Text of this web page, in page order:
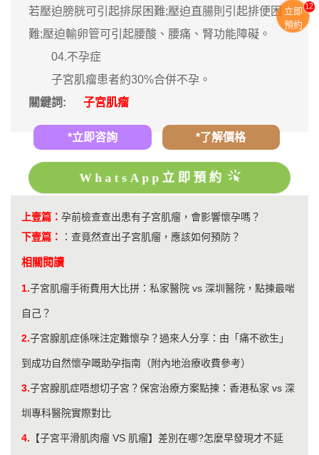
若壓迫膀胱可引起排尿困難;壓迫直腸則引起排便困
難;壓迫輸卵管可引起腰酸、腰痛、腎功能障礙。
04.不孕症
子宮肌瘤患者約30%合併不孕。
關鍵詞:
子宮肌瘤
*立即咨詢 *了解價格
WhatsApp立即預約
上壹篇： 孕前檢查查出患有子宮肌瘤，會影響懷孕嗎？
下壹篇：
： 查竟然查出子宮肌瘤，應該如何預防？
相關閱讀
1.子宮肌瘤手術費用大比拼：私家醫院 vs 深圳醫院，點揀最啱
自己？
2.子宮腺肌症係咪注定難懷孕？過來人分享：由「痛不欲生」
到成功自然懷孕嘅助孕指南（附內地治療收費參考）
3.子宮腺肌症唔想切子宮？保宮治療方案點揀：香港私家 vs 深
圳專科醫院實際對比
4. 【子宮平滑肌肉瘤 VS 肌瘤】差別在哪?怎麼早發現才不延
立即
預約
12